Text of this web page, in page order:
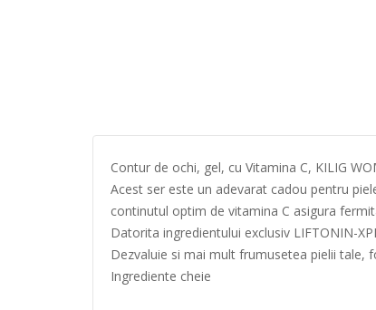
Contur de ochi, gel, cu Vitamina C, KILIG
Acest ser este un adevarat cadou pentru
continutul optim de vitamina C asigura
Datorita ingredientului exclusiv LIFTONIN-
Dezvaluie si mai mult frumusetea pielii tale,
Ingrediente cheie